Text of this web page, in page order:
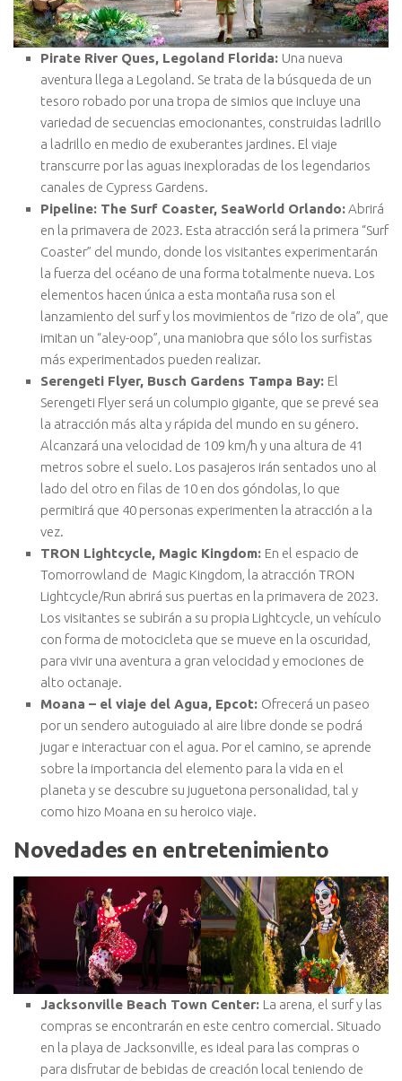
Pirate River Ques, Legoland Florida: Una nueva
aventura llega a Legoland. Se trata de la búsqueda de un
tesoro robado por una tropa de simios que incluye una
variedad de secuencias emocionantes, construidas ladrillo
a ladrillo en medio de exuberantes jardines. El viaje
transcurre por las aguas inexploradas de los legendarios
canales de Cypress Gardens.
Pipeline: The Surf Coaster, SeaWorld Orlando:Abrirá
en la primavera de 2023. Esta atracción será la primera “Surf
Coaster” del mundo, donde los visitantes experimentarán
la fuerza del océano de una forma totalmente nueva. Los
elementos hacen única a esta montaña rusa son el
lanzamiento del surf y los movimientos de “rizo de ola”, que
imitan un “aley-oop”, una maniobra que sólo los surfistas
más experimentados pueden realizar.
Serengeti Flyer, Busch Gardens Tampa Bay: El
Serengeti Flyer será un columpio gigante, que se prevé sea
la atracción más alta y rápida del mundo en su género.
Alcanzará una velocidad de 109 km/h y una altura de 41
metros sobre el suelo. Los pasajeros irán sentados uno al
lado del otro en filas de 10 en dos góndolas, lo que
permitirá que 40 personas experimenten la atracción a la
vez.
TRON Lightcycle, Magic Kingdom: En el espacio de
Tomorrowland de Magic Kingdom, la atracción TRON
Lightcycle/Run abrirá sus puertas en la primavera de 2023.
Los visitantes se subirán a su propia Lightcycle, un vehículo
con forma de motocicleta que se mueve en la oscuridad,
para vivir una aventura a gran velocidad y emociones de
alto octanaje.
Moana – el viaje del Agua, Epcot: Ofrecerá un paseo
por un sendero autoguiado al aire libre donde se podrá
jugar e interactuar con el agua. Por el camino, se aprende
sobre la importancia del elemento para la vida en el
planeta y se descubre su juguetona personalidad, tal y
como hizo Moana en su heroico viaje.
Novedades en entretenimiento
Jacksonville Beach Town Center: La arena, el surf y las
compras se encontrarán en este centro comercial. Situado
en la playa de Jacksonville, es ideal para las compras o
para disfrutar de bebidas de creación local teniendo de